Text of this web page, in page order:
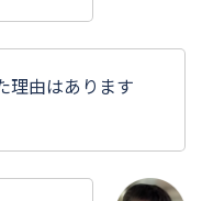
理由はあります